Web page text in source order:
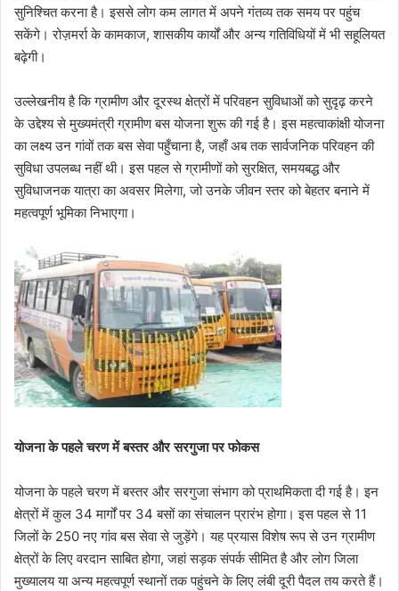
सुनिश्चित करना है। इससे लोग कम लागत में अपने गंतव्य तक समय पर पहुंच
सकेंगे। रोज़मर्रा के कामकाज, शासकीय कार्यों और अन्य गतिविधियों में भी सहूलियत
बढ़ेगी।
उल्लेखनीय है कि ग्रामीण और दूरस्थ क्षेत्रों में परिवहन सुविधाओं को सुदृढ़ करने
के उद्देश्य से मुख्यमंत्री ग्रामीण बस योजना शुरू की गई है। इस महत्वाकांक्षी योजना
का लक्ष्य उन गांवों तक बस सेवा पहुँचाना है, जहाँ अब तक सार्वजनिक परिवहन की
सुविधा उपलब्ध नहीं थी। इस पहल से ग्रामीणों को सुरक्षित, समयबद्ध और
सुविधाजनक यात्रा का अवसर मिलेगा, जो उनके जीवन स्तर को बेहतर बनाने में
महत्वपूर्ण भूमिका निभाएगा।
योजना के पहले चरण में बस्तर और सरगुजा पर फोकस
योजना के पहले चरण में बस्तर और सरगुजा संभाग को प्राथमिकता दी गई है। इन
क्षेत्रों में कुल 34 मार्गों पर 34 बसों का संचालन प्रारंभ होगा। इस पहल से 11
जिलों के 250 नए गांव बस सेवा से जुड़ेंगे। यह प्रयास विशेष रूप से उन ग्रामीण
क्षेत्रों के लिए वरदान साबित होगा, जहां सड़क संपर्क सीमित है और लोग जिला
मुख्यालय या अन्य महत्वपूर्ण स्थानों तक पहुंचने के लिए लंबी दूरी पैदल तय करते हैं।